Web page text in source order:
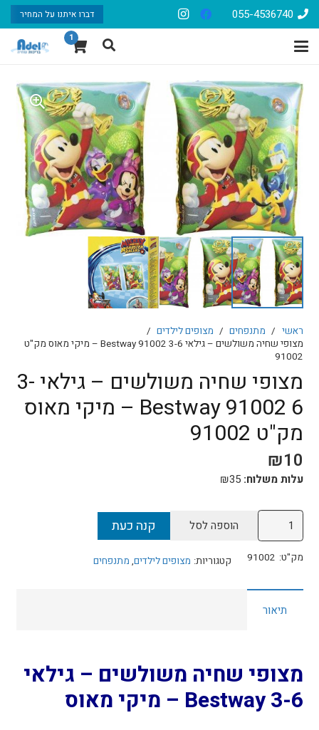
055-4536740 דברו איתנו על המחיר
1
ראשי / מתנפחים / מצופים לילדים /
מצופי שחיה משולשים – גילאי 3-6 91002 Bestway – מיקי מאוס מק"ט
91002
מצופי שחיה משולשים – גילאי 3-
6 91002 Bestway – מיקי מאוס
מק"ט 91002
₪10
עלות משלוח: ₪35
כמות
של
מצופי
משולשים
6
91002
Bestway
הוספה לסל קנה כעת
מק"ט: 91002 קטגוריות: מצופים לילדים, מתנפחים
תיאור
מצופי שחיה משולשים – גילאי
3-6 Bestway – מיקי מאוס